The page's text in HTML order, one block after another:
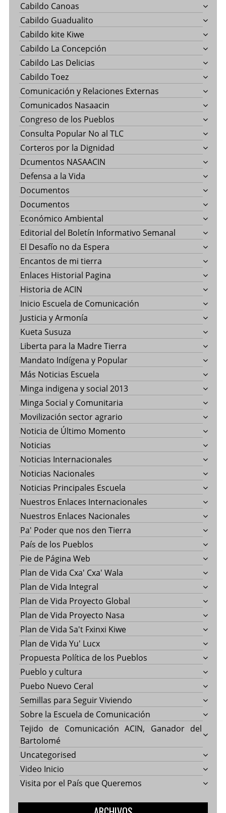
Cabildo Canoas
Cabildo Guadualito
Cabildo kite Kiwe
Cabildo La Concepción
Cabildo Las Delicias
Cabildo Toez
Comunicación y Relaciones Externas
Comunicados Nasaacin
Congreso de los Pueblos
Consulta Popular No al TLC
Corteros por la Dignidad
Dcumentos NASAACIN
Defensa a la Vida
Documentos
Documentos
Económico Ambiental
Editorial del Boletín Informativo Semanal
El Desafío no da Espera
Encantos de mi tierra
Enlaces Historial Pagina
Historia de ACIN
Inicio Escuela de Comunicación
Justicia y Armonía
Kueta Susuza
Liberta para la Madre Tierra
Mandato Indígena y Popular
Más Noticias Escuela
Minga indigena y social 2013
Minga Social y Comunitaria
Movilización sector agrario
Noticia de Último Momento
Noticias
Noticias Internacionales
Noticias Nacionales
Noticias Principales Escuela
Nuestros Enlaces Internacionales
Nuestros Enlaces Nacionales
Pa' Poder que nos den Tierra
País de los Pueblos
Pie de Página Web
Plan de Vida Cxa' Cxa' Wala
Plan de Vida Integral
Plan de Vida Proyecto Global
Plan de Vida Proyecto Nasa
Plan de Vida Sa't Fxinxi Kiwe
Plan de Vida Yu' Lucx
Propuesta Política de los Pueblos
Pueblo y cultura
Puebo Nuevo Ceral
Semillas para Seguir Viviendo
Sobre la Escuela de Comunicación
Tejido de Comunicación ACIN, Ganador del
Bartolomé
Uncategorised
Video Inicio
Visita por el País que Queremos